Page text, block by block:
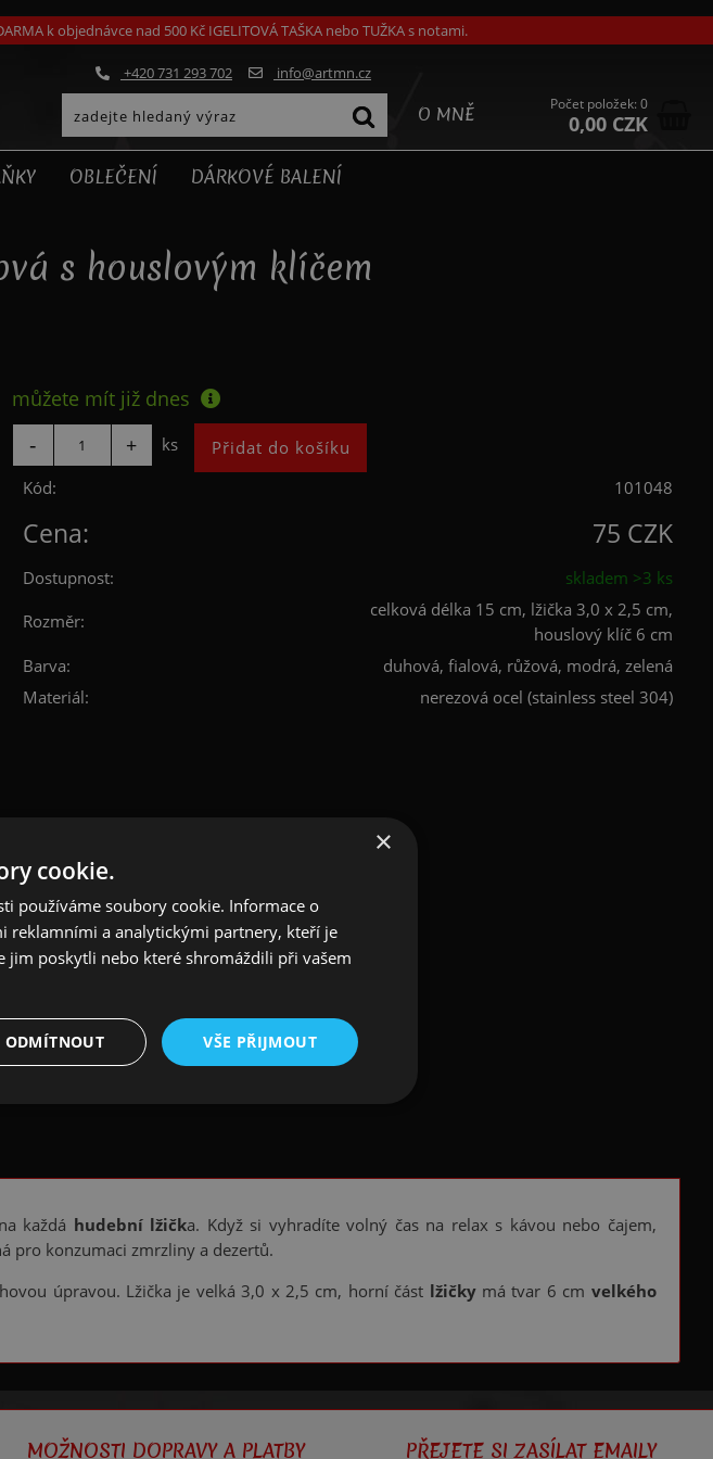
k objednávce nad 500 Kč IGELITOVÁ TAŠKA nebo TUŽKA s notami.
O MNĚ
+420 731 293 702 info@artmn.cz
Počet položek: 0
0,00 CZK
OBLEČENÍ DÁRKOVÉ BALENÍ
s houslovým klíčem
můžete mít již dnes
ks
Kód:
101048
Cena: 75 CZK
Dostupnost:
skladem >3 ks
Rozměr:
celková délka 15 cm, lžička 3,0 x 2,5 cm,
houslový klíč 6 cm
Barva:
duhová, fialová, růžová, modrá, zelená
Materiál:
nerezová ocel (stainless steel 304)
každá hudební lžička. Když si vyhradíte volný čas na relax s kávou nebo čajem,
pro konzumaci zmrzliny a dezertů.
úpravou. Lžička je velká 3,0 x 2,5 cm, horní část lžičkymá tvar 6 cm velkého
MOŽNOSTI DOPRAVY A PLATBY PŘEJETE SI ZASÍLAT EMAILY
×
cookie.
používáme soubory cookie. Informace o
reklamními a analytickými partnery, kteří je
poskytli nebo které shromáždili při vašem
VŠE PŘIJMOUT
ODMÍTNOUT